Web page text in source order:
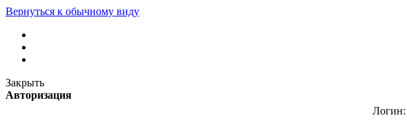
Вернуться к обычному виду
Закрыть
Авторизация
Логин: